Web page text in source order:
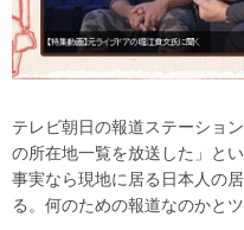
テレビ朝日の報道ステーショ
の所在地一覧を放送した」と
事実なら現地に居る日本人の
る。何のための報道なのかと